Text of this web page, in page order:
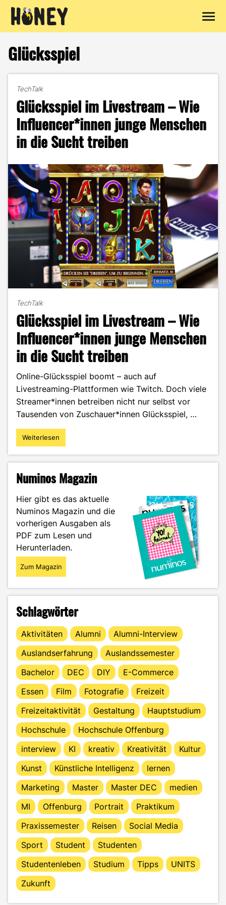
Inhalt
springen
Glücksspiel
TechTalk
Glücksspiel im Livestream – Wie
Influencer*innen junge Menschen
in die Sucht treiben
TechTalk
Glücksspiel im Livestream – Wie
Influencer*innen junge Menschen
in die Sucht treiben
Online-Glücksspiel boomt – auch auf
Livestreaming-Plattformen wie Twitch. Doch viele
Streamer*innen betreiben nicht nur selbst vor
Tausenden von Zuschauer*innen Glücksspiel, …
"Glücksspiel
im
Wie
junge
Menschen
in
die
Sucht
treiben"
Weiterlesen
Numinos Magazin
Hier gibt es das aktuelle
Numinos Magazin und die
vorherigen Ausgaben als
PDF zum Lesen und
Herunterladen.
Zum Magazin
Schlagwörter
Aktivitäten Alumni
Alumni-Interview
Auslandserfahrung
Auslandssemester
Bachelor
DEC DIY
E-Commerce
Essen
Film Fotografie
Freizeit
Freizeitaktivität
Gestaltung
Hauptstudium
Hochschule
Hochschule Offenburg
interview
KI kreativ Kreativität
Kultur
Kunst
Künstliche Intelligenz
lernen
Marketing
Master Master DEC
medien
MI
Offenburg Portrait
Praktikum
Praxissemester
Reisen
Social Media
Sport
Student
Studenten
Studentenleben
Studium Tipps
UNITS
Zukunft